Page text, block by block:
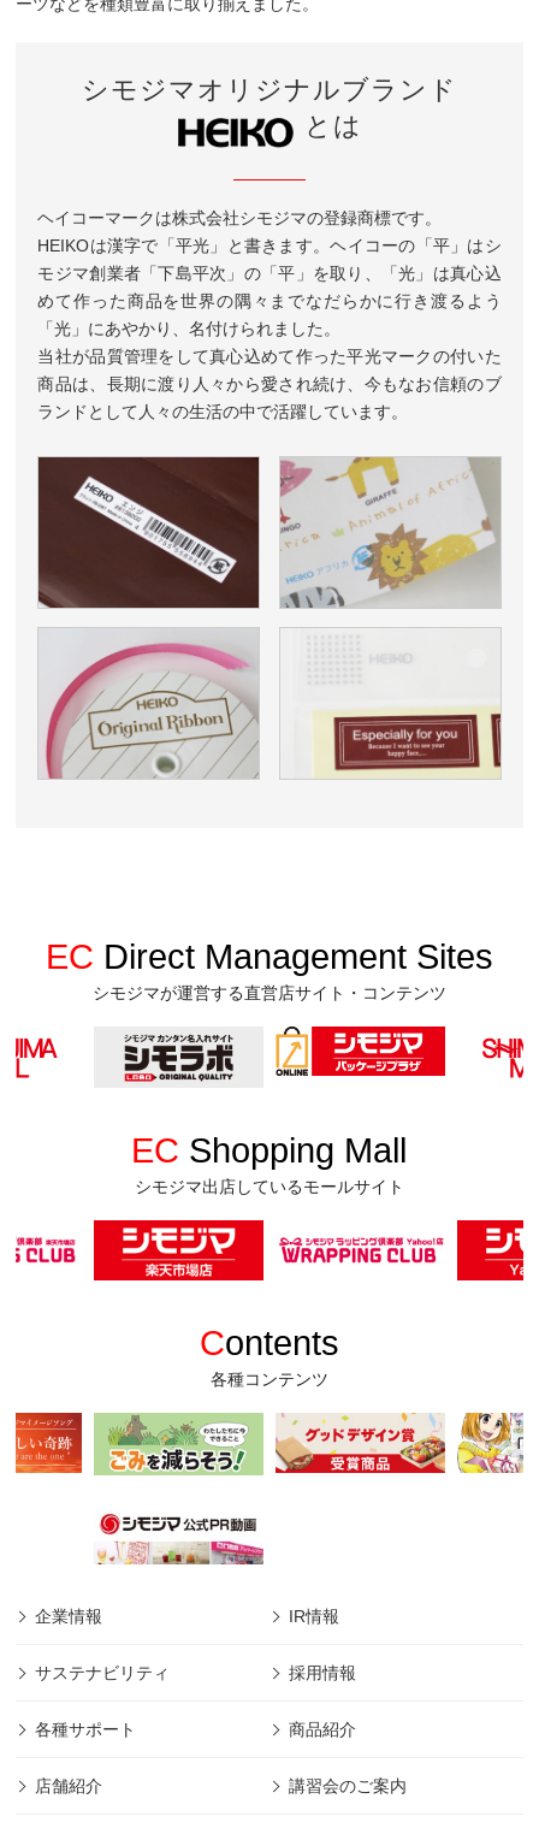
シモジマオリジナルブランド
とは
ヘイコーマークは株式会社シモジマの登録商標です。
HEIKOは漢字で「平光」と書きます。ヘイコーの「平」はシ
モジマ創業者「下島平次」の「平」を取り、「光」は真心込
めて作った商品を世界の隅々までなだらかに行き渡るよう
「光」にあやかり、名付けられました。
当社が品質管理をして真心込めて作った平光マークの付いた
商品は、長期に渡り人々から愛され続け、今もなお信頼のブ
ランドとして人々の生活の中で活躍しています。
EC Direct Management Sites
シモジマが運営する直営店サイト・コンテンツ
EC Shopping Mall
シモジマ出店しているモールサイト
Contents
各種コンテンツ
企業情報 IR情報
サステナビリティ 採用情報
各種サポート 商品紹介
店舗紹介 講習会のご案内